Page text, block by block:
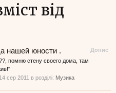
від
Допис
нашей юности .
помню стену своего дома, там
14 сер 2011 в розділі: Музика